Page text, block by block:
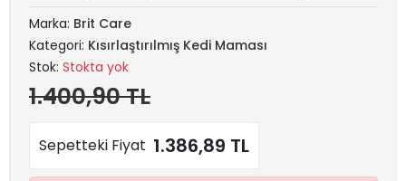
Marka: Brit Care
Kategori: Kısırlaştırılmış Kedi Maması
Stok: Stokta yok
1.400,90 TL
Sepetteki Fiyat 1.386,89 TL